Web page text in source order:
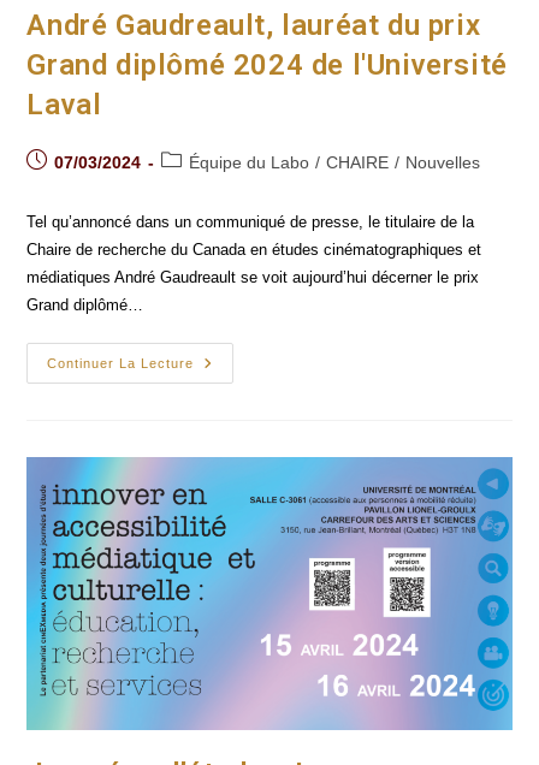
André Gaudreault, lauréat du prix
Grand diplômé 2024 de l'Université
Laval
Post07/03/2024
PostÉquipe du Labo / CHAIRE / Nouvelles
Tel qu’annoncé dans un communiqué de presse, le titulaire de la
Chaire de recherche du Canada en études cinématographiques et
médiatiques André Gaudreault se voit aujourd’hui décerner le prix
Grand diplômé…
Continuer La Lecture
André
Gaudreault,
De
L'Université
Laval